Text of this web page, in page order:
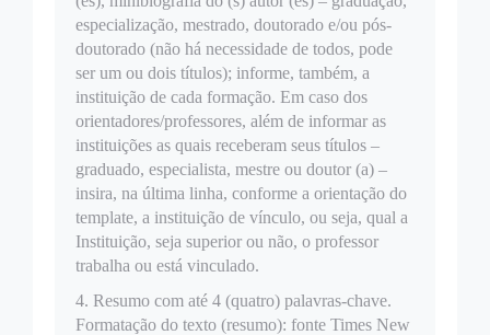
especialização, mestrado, doutorado e/ou pós-
doutorado (não há necessidade de todos, pode
ser um ou dois títulos); informe, também, a
instituição de cada formação. Em caso dos
orientadores/professores, além de informar as
instituições as quais receberam seus títulos –
graduado, especialista, mestre ou doutor (a) –
insira, na última linha, conforme a orientação do
template, a instituição de vínculo, ou seja, qual a
Instituição, seja superior ou não, o professor
trabalha ou está vinculado.
4. Resumo com até 4 (quatro) palavras-chave.
Formatação do texto (resumo): fonte Times New